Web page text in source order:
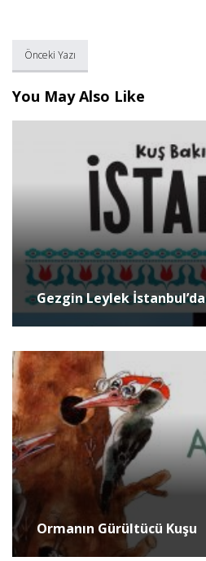
Önceki Yazı
You May Also Like
Gezgin Leylek İstanbul’da
Ormanın Gürültücü Kuşu